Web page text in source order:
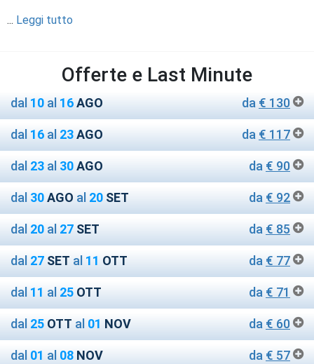
... Leggi tutto
Offerte e Last Minute
dal 10 al 16AGO da € 130
dal 16 al 23AGO da € 117
dal 23 al 30AGO da € 90
dal 30AGO al 20 SET da € 92
dal 20 al 27 SET da € 85
dal 27 SET al 11 OTT da € 77
dal 11 al 25 OTT da € 71
dal 25 OTT al 01 NOV da € 60
dal 01 al 08 NOV da € 57